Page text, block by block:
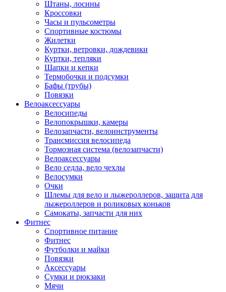
Штаны, лосины
Кроссовки
Часы и пульсометры
Спортивные костюмы
Жилетки
Куртки, ветровки, дождевики
Куртки, тепляки
Шапки и кепки
Термобочки и подсумки
Бафы (трубы)
Повязки
Велоаксессуары
Велосипеды
Велопокрышки, камеры
Велозапчасти, велоинструменты
Трансмиссия велосипеда
Тормозная система (велозапчасти)
Велоаксессуары
Вело седла, вело чехлы
Велосумки
Очки
Шлемы для вело и лыжероллеров, защита для
лыжероллеров и роликовых коньков
Самокаты, запчасти для них
Фитнес
Спортивное питание
Фитнес
Футболки и майки
Повязки
Аксессуары
Сумки и рюкзаки
Мячи